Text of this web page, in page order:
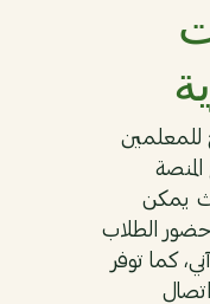
للمعلمين
يمكن
الطلاب
كما توفر